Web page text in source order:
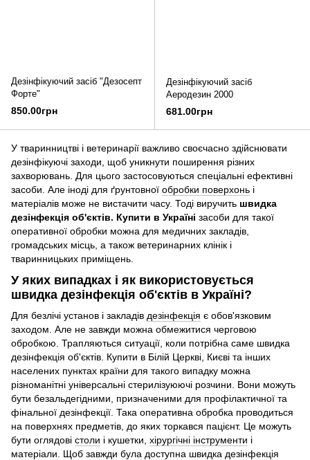
Дезінфікуючий засіб "Дезосепт
Форте"
850.00грн
Дезінфікуючий засіб
Аеродезин 2000
681.00грн
У тваринництві і ветеринарії важливо своєчасно здійснювати
дезінфікуючі заходи, щоб уникнути поширення різних
захворювань. Для цього застосовуються спеціальні ефективні
засоби. Але іноді для ґрунтовної обробки поверхонь і
матеріалів може не вистачити часу. Тоді виручить швидка
дезінфекція об'єктів. Купити в Україні засоби для такої
оперативної обробки можна для медичних закладів,
громадських місць, а також ветеринарних клінік і
тваринницьких приміщень.
У яких випадках і як використовується
швидка дезінфекція об'єктів в Україні?
Для безлічі установ і закладів дезінфекція є обов'язковим
заходом. Але не завжди можна обмежитися черговою
обробкою. Трапляються ситуації, коли потрібна саме швидка
дезінфекція об'єктів. Купити в Білій Церкві, Києві та інших
населених пунктах країни для такого випадку можна
різноманітні універсальні стерилізуюючі розчини. Вони можуть
бути безальдегідними, призначеними для профілактичної та
фінальної дезінфекції. Така оперативна обробка проводиться
на поверхнях предметів, до яких торкався пацієнт. Це можуть
бути оглядові столи і кушетки, хірургічні інструменти і
матеріали. Щоб завжди була доступна швидка дезінфекція